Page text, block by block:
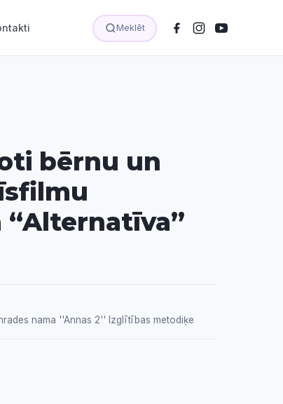
Meklēt
bērnu un
“Alternatīva”
nama ''Annas 2'' Izglītības metodiķe